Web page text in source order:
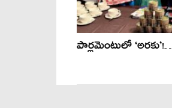
పార్లమెంటులో